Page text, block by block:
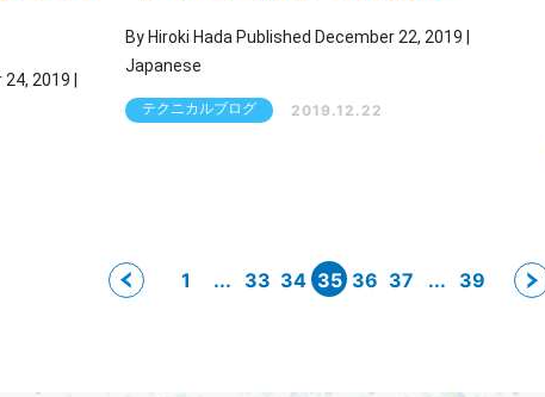
By Hiroki Hada Published December 22, 2019 |
Japanese
テクニカルブログ 2019.12.22
1 ... 33 34 35 36 37 ... 39